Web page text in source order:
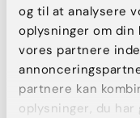
og til at analysere
oplysninger om din
vores partnere
partnere kan
oplysninger, du har
Vi anbefaler altid
din kropsbygning og
for stor lomme kan
rippling.